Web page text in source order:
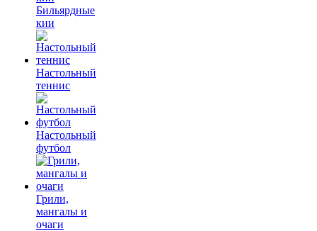
Бильярдные
кии
Настольный
теннис
Настольный
футбол
Грили,
мангалы и
очаги